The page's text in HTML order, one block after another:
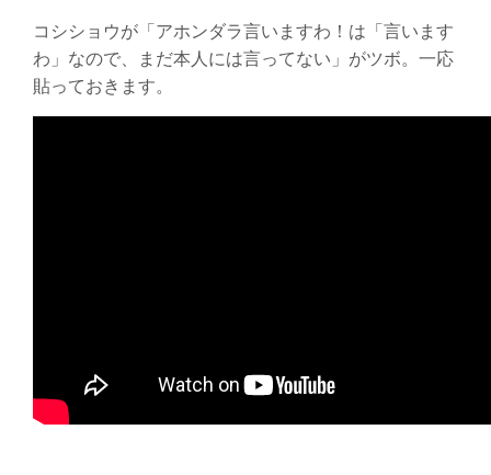
コシショウが「アホンダラ言いますわ！は「言います
わ」なので、まだ本人には言ってない」がツボ。一応
貼っておきます。